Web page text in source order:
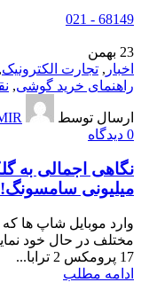
68149 - 021
23 بهمن
اخبار , تجارت الکترونیک,
راهنمای خرید گوشی,
ارسال توسط
0 دیدگاه
میلیونی سامسونگ!
وارد موبایل شاپ ها
17 پرومکس 2 ترابا...
ادامه مطلب